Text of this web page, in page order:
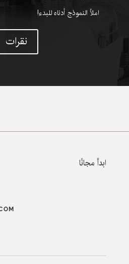
املأ النموذج أدناه للبدء!
نقرات
ابدأ مجانًا